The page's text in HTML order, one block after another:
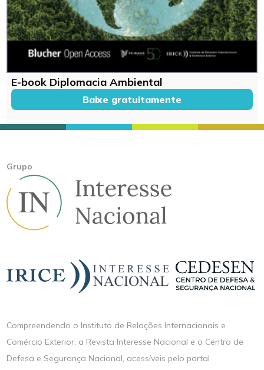
E-book Diplomacia Ambiental
Baixe gratuitamente
Grupo
Compreendendo o Instituto de Relações Internacionais e
Comércio Exterior, a Revista Interesse Nacional e o Centro de
Defesa e Segurança Nacional, acessíveis pelo portal